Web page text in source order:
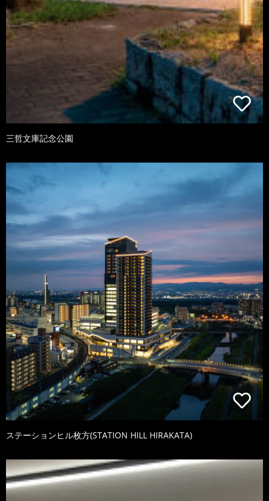
三哲文庫記念公園
ステーションヒル枚方(STATION HILL HIRAKATA)